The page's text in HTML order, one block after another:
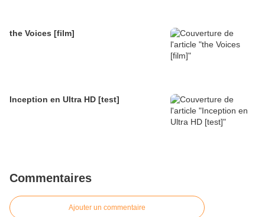
the Voices [film]
Inception en Ultra HD [test]
Commentaires
Ajouter un commentaire